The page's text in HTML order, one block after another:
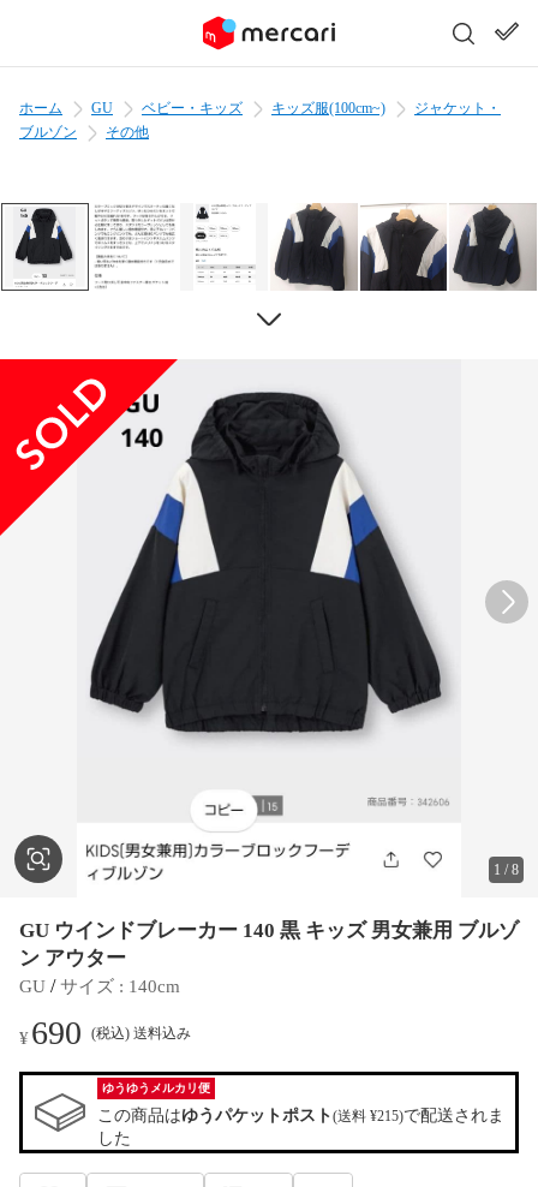
ホーム GU ベビー・キッズ キッズ服(100cm~)
ジャケット・
ブルゾン
その他
1 /8
GU ウインドブレーカー 140 黒 キッズ 男女兼用 ブルゾ
ン アウター
GU / サイズ : 140cm
¥690 (税込) 送料込み
ゆうゆうメルカリ便
この商品はゆうパケットポスト(送料 ¥215)で配送されま
した